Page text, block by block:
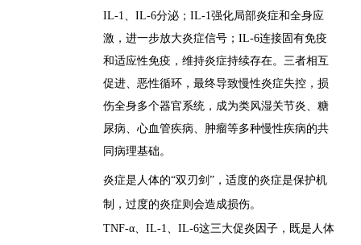
IL-1、IL-6分泌；IL-1强化局部炎症和全身应
激，进一步放大炎症信号；IL-6连接固有免疫
和适应性免疫，维持炎症持续存在。三者相互
促进、恶性循环，最终导致慢性炎症失控，损
伤全身多个器官系统，成为类风湿关节炎、糖
尿病、心血管疾病、肿瘤等多种慢性疾病的共
同病理基础。
炎症是人体的“双刃剑”，适度的炎症是保护机
制，过度的炎症则会造成损伤。
TNF-α、IL-1、IL-6这三大促炎因子，既是人体